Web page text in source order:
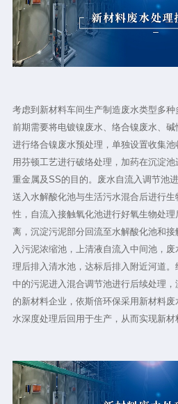
考虑到新材料车间生产制造废水类型多
前期需要将电镀镍废水、络合镍废水、
进行络合镍废水预处理，单独设置收集
用芬顿工艺进行破络处理，加药在沉淀
重金属及SS的目的。废水自流入调节池
送入水解酸化池与生活污水混合后进行
性，自流入接触氧化池进行好氧生物处
离，沉淀污泥部分回流至水解酸化池和
入污泥浓缩池，上清液自流入中间池，
理后排入清水池，达标后排入附近河道
中的污泥进入混合调节池进行后续处理
的新材料企业，依斯倍环保采用新材料
水深度处理后回用于生产，从而实现新材